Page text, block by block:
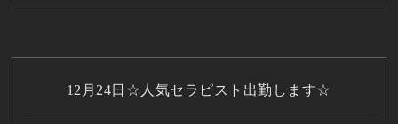
12月24日☆人気セラピスト出勤します☆